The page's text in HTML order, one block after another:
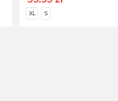
XL S